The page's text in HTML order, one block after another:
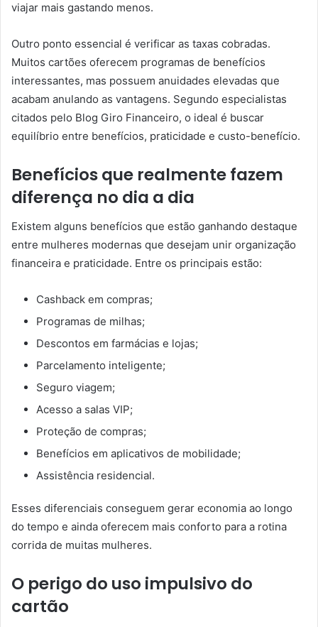
viajar mais gastando menos.
Outro ponto essencial é verificar as taxas cobradas.
Muitos cartões oferecem programas de benefícios
interessantes, mas possuem anuidades elevadas que
acabam anulando as vantagens. Segundo especialistas
citados pelo Blog Giro Financeiro, o ideal é buscar
equilíbrio entre benefícios, praticidade e custo-benefício.
Benefícios que realmente fazem
diferença no dia a dia
Existem alguns benefícios que estão ganhando destaque
entre mulheres modernas que desejam unir organização
financeira e praticidade. Entre os principais estão:
Cashback em compras;
Programas de milhas;
Descontos em farmácias e lojas;
Parcelamento inteligente;
Seguro viagem;
Acesso a salas VIP;
Proteção de compras;
Benefícios em aplicativos de mobilidade;
Assistência residencial.
Esses diferenciais conseguem gerar economia ao longo
do tempo e ainda oferecem mais conforto para a rotina
corrida de muitas mulheres.
O perigo do uso impulsivo do
cartão